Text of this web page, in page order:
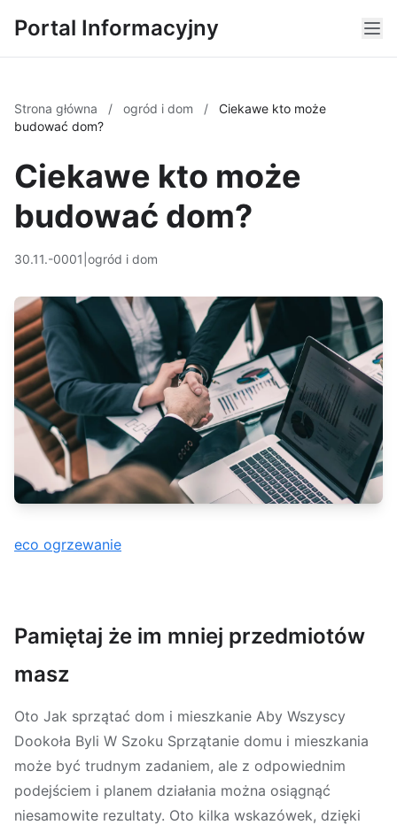
Portal Informacyjny
Strona główna / ogród i dom /
Ciekawe kto może
budować dom?
Ciekawe kto może
budować dom?
30.11.-0001 ogród i dom
eco ogrzewanie
Pamiętaj że im mniej przedmiotów
masz
Oto Jak sprzątać dom i mieszkanie Aby Wszyscy
Dookoła Byli W Szoku Sprzątanie domu i mieszkania
może być trudnym zadaniem, ale z odpowiednim
podejściem i planem działania można osiągnąć
niesamowite rezultaty. Oto kilka wskazówek, dzięki